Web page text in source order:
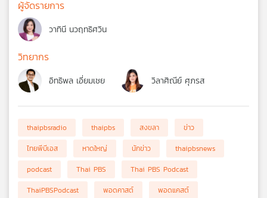
ผู้จัดรายการ
วาทินี นวฤทธิศวิน
วิทยากร
อิทธิพล เอี่ยมเชย วิลาศิณีย์ ศุภรส
thaipbsradio thaipbs สงขลา
ข่าว
ไทยพีบีเอส
หาดใหญ่ นักข่าว
thaipbsnews
podcast
Thai PBS
Thai PBS Podcast
ThaiPBSPodcast
พอดคาสต์
พอดแคสต์